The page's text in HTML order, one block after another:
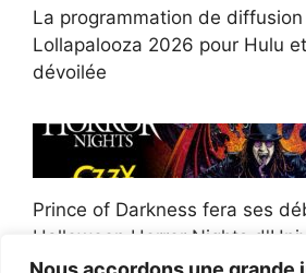
La programmation de
Lollapalooza 2026 pour Hulu
dévoilée
Prince of Darkness fera ses
Halloween Horror Nights